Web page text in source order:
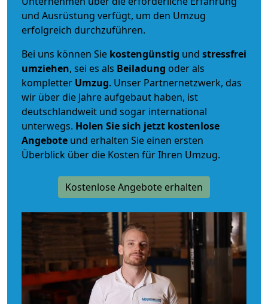
und Ausrüstung verfügt, um den Umzug
erfolgreich durchzuführen.
Bei uns können Sie kostengünstig und stressfrei
umziehen, sei es als Beiladung oder als
kompletter Umzug. Unser Partnernetzwerk, das
wir über die Jahre aufgebaut haben, ist
deutschlandweit und sogar international
unterwegs. Holen Sie sich jetzt kostenlose
Angebote und erhalten Sie einen ersten
Überblick über die Kosten für Ihren Umzug.
Kostenlose Angebote erhalten